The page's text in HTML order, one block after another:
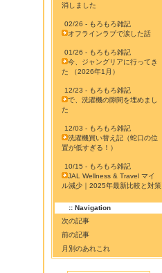
消しました
02/26 - もろもろ雑記
オフラインラブで涙した話
01/26 - もろもろ雑記
今、ジャングリアに行ってき
た （2026年1月）
12/23 - もろもろ雑記
で、洗濯機の隙間を埋めまし
た
12/03 - もろもろ雑記
洗濯機買い替え記（蛇口の位
置が低すぎる！）
10/15 - もろもろ雑記
JAL Wellness & Travel マイ
ル減少｜2025年最新比較と対策
:: Navigation
次の記事
前の記事
月別のあれこれ